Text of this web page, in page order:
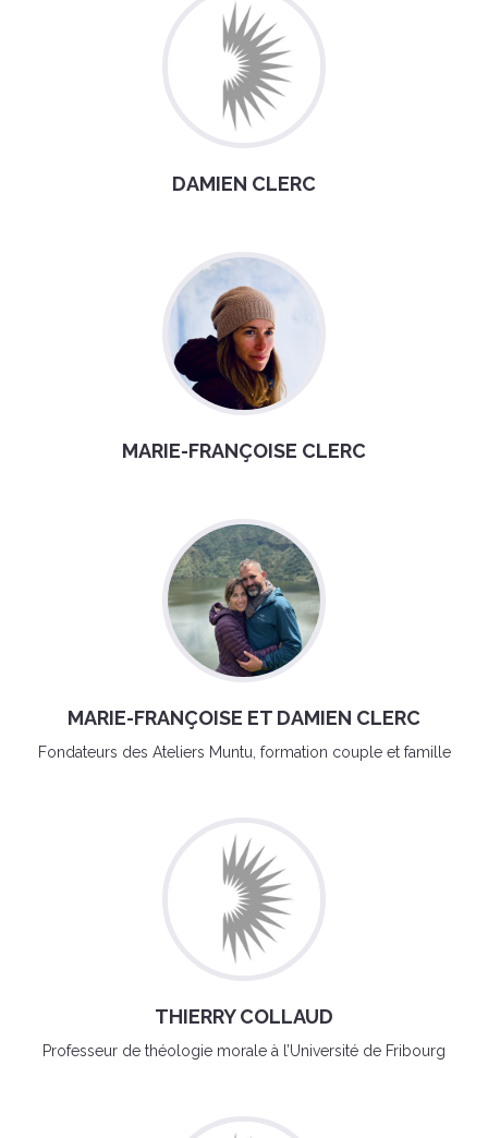
DAMIEN CLERC
MARIE-FRANÇOISE CLERC
MARIE-FRANÇOISE ET DAMIEN CLERC
Fondateurs des Ateliers Muntu, formation couple et famille
THIERRY COLLAUD
Professeur de théologie morale à l’Université de Fribourg